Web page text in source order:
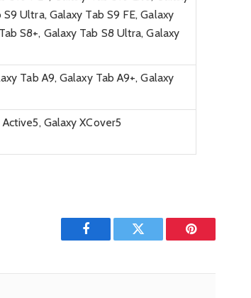
Ultra, Galaxy Tab S9 FE, Galaxy
S8+, Galaxy Tab S8 Ultra, Galaxy
Tab A9, Galaxy Tab A9+, Galaxy
Galaxy XCover5
Facebook Twitter Pinterest'in